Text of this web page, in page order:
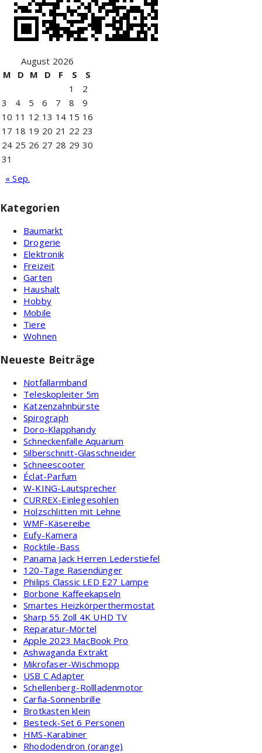
August 2026
M
D M D F S
S
1
2
3
4 5 6 7 8
9
10 11 12 13 14 15 16
17 18 19 20 21 22 23
24 25 26 27 28 29 30
31
« Sep.
Kategorien
Baumarkt
Drogerie
Elektronik
Freizeit
Garten
Haushalt
Hobby
Mobile
Tiere
Wohnen
Neueste Beiträge
Notfallarmband
Teleskopleiter 5m
Katzenzahnbürste
Spirograph
Doro-Klapphandy
Schneckenfalle Aquarium
Silberschnitt-Glasschneider
Schneescooter
Éclat-Parfum
W-KING-Lautsprecher
CURREX-Einlegesohlen
Holzschlitten mit Lehne
WMF-Käsereibe
Eufy-Kamera
Rocktile-Bass
Panama Jack Herren Lederstiefel
120-Tage Rasendünger
Philips Classic LED E27 Lampe
Borbone Kaffeekapseln
Smartes Heizkörperthermostat
Sharp 55 Zoll 4K UHD TV
Reparatur-Mörtel
Apple 2023 MacBook Pro
Ashwaganda Extrakt
Mikrofaser-Wischmopp
USB C Adapter
Schellenberg-Rollladenmotor
Carfia-Sonnenbrille
Brotkasten klein
Besteck-Set 6 Personen
HMS-Karabiner
Rhododendron (orange)